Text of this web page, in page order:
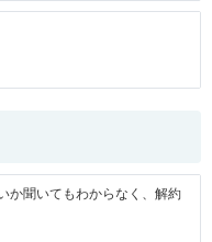
か聞いてもわからなく、解約